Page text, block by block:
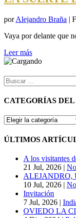
porAlejandro Braña |
Vaya por delante que
Leer más
Buscar:
CATEGORÍAS
CATEGORÍAS
BLOG
ÚLTIMOS
A los visitantes
21 Jul, 2026 |
ALEJANDRO,
10 Jul, 2026 |
Invitación
7 Jul, 2026 |
OVIEDO LA